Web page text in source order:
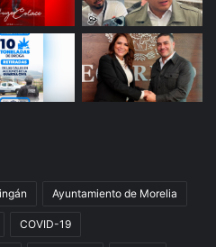
Ayuntamiento de Morelia
COVID-19